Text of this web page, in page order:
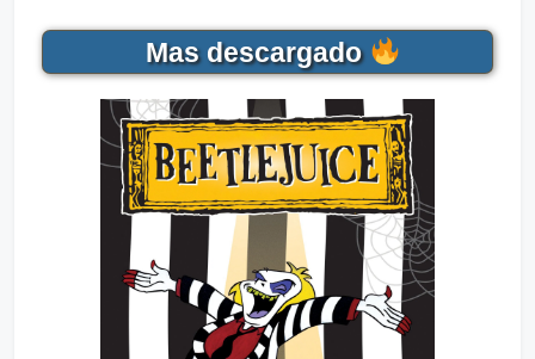
Mas descargado